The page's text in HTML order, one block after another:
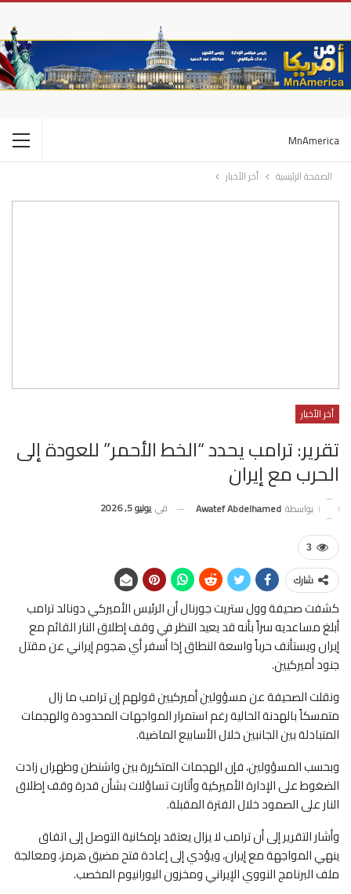
MnAmerica
الصفحة الرئيسية أخر الأخبار
أخر الأخبار
تقرير: ترامب يحدد “الخط الأحمر” للعودة إلى
الحرب مع إيران
بواسطة Awatef Abdelhamed في يونيو 5, 2026
3
شارك
كشفت صحيفة وول ستريت جورنال أن الرئيس الأميركي دونالد ترامب
أبلغ مساعديه سراً بأنه قد يعيد النظر في وقف إطلاق النار القائم مع
إيران ويستأنف حرباً واسعة النطاق إذا أسفر أي هجوم إيراني عن مقتل
جنود أميركيين.
ونقلت الصحيفة عن مسؤولين أميركيين قولهم إن ترامب ما زال
متمسكاً بالهدنة الحالية رغم استمرار المواجهات المحدودة والهجمات
المتبادلة بين الجانبين خلال الأسابيع الماضية.
وبحسب المسؤولين، فإن الهجمات المتكررة بين واشنطن وطهران زادت
الضغوط على الإدارة الأميركية وأثارت تساؤلات بشأن قدرة وقف إطلاق
النار على الصمود خلال الفترة المقبلة.
وأشار التقرير إلى أن ترامب لا يزال يعتقد بإمكانية التوصل إلى اتفاق
ينهي المواجهة مع إيران، ويؤدي إلى إعادة فتح مضيق هرمز، ومعالجة
ملف البرنامج النووي الإيراني ومخزون اليورانيوم المخصب.